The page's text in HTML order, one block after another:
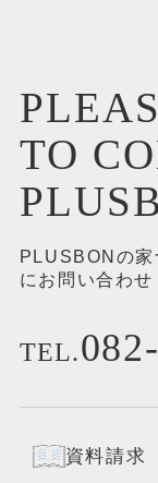
TO
PLUSBONの家
にお問い合わせ
TEL.
資料請求